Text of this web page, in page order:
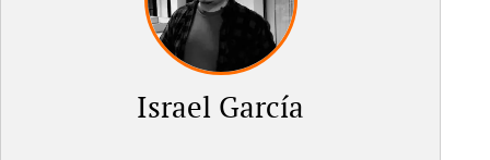
Israel García